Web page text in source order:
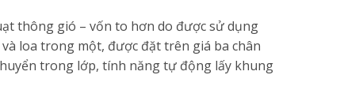
thông gió – vốn to hơn do được sử dụng
loa trong một, được đặt trên giá ba chân
trong lớp, tính năng tự động lấy khung